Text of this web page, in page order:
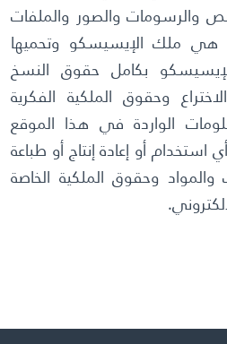
للإيسيسكو
والرسومات والصور والملفات
هي ملك الإيسيسكو وتحميها
بكامل حقوق النسخ
الاختراع وحقوق الملكية الفكرية
الواردة في هذا الموقع
استخدام أو إعادة إنتاج أو طباعة
وحقوق الملكية الخاصة